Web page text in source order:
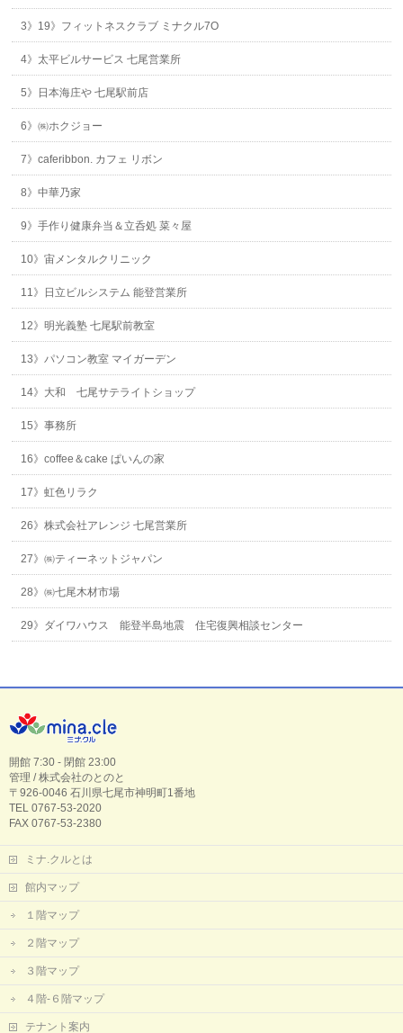
3》19》フィットネスクラブ ミナクル7O
4》太平ビルサービス 七尾営業所
5》日本海庄や 七尾駅前店
6》㈱ホクジョー
7》caferibbon. カフェ リボン
8》中華乃家
9》手作り健康弁当＆立呑処 菜々屋
10》宙メンタルクリニック
11》日立ビルシステム 能登営業所
12》明光義塾 七尾駅前教室
13》パソコン教室 マイガーデン
14》大和 七尾サテライトショップ
15》事務所
16》coffee＆cake ぱいんの家
17》虹色リラク
26》株式会社アレンジ 七尾営業所
27》㈱ティーネットジャパン
28》㈱七尾木材市場
29》ダイワハウス 能登半島地震 住宅復興相談センター
開館 7:30 - 閉館 23:00
管理 / 株式会社のとのと
〒926-0046 石川県七尾市神明町1番地
TEL 0767-53-2020
FAX 0767-53-2380
ミナ.クルとは
館内マップ
１階マップ
２階マップ
３階マップ
４階-６階マップ
テナント案内